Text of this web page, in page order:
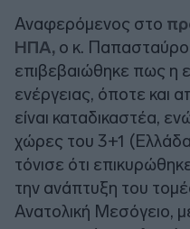
Αναφερόμενος στο
ΗΠΑ, ο κ.
επιβεβαιώθηκε πως η
ενέργειας, όποτε και
είναι καταδικαστέα,
χώρες του 3+1
τόνισε ότι
την ανάπτυξη του
Ανατολική Μεσόγειο,